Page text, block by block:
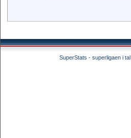
SuperStats - superligaen i tal